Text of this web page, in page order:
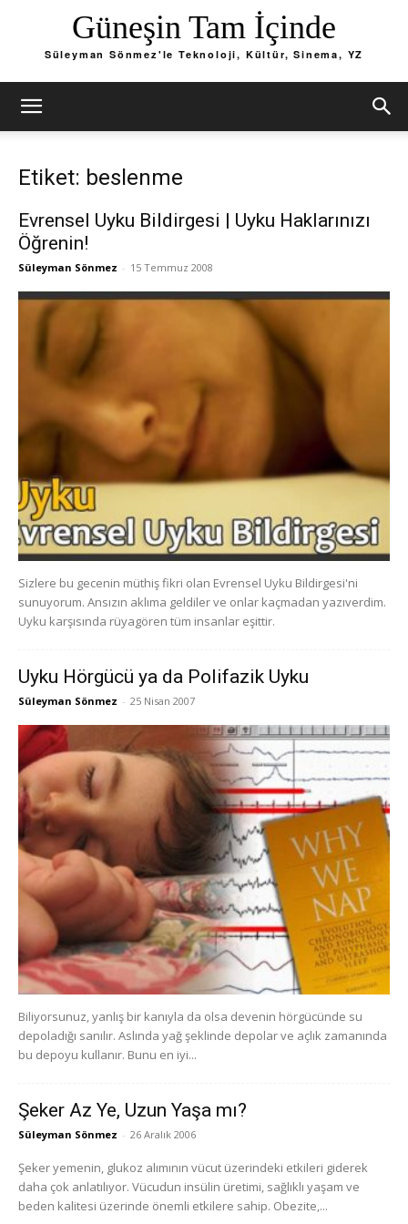
Güneşin Tam İçinde
Süleyman Sönmez'le Teknoloji, Kültür, Sinema, YZ
Etiket: beslenme
Evrensel Uyku Bildirgesi | Uyku Haklarınızı
Öğrenin!
Süleyman Sönmez - 15 Temmuz 2008
Sizlere bu gecenin müthiş fikri olan Evrensel Uyku Bildirgesi'ni
sunuyorum. Ansızın aklıma geldiler ve onlar kaçmadan yazıverdim.
Uyku karşısında rüyagören tüm insanlar eşittir.
Uyku Hörgücü ya da Polifazik Uyku
Süleyman Sönmez - 25 Nisan 2007
Biliyorsunuz, yanlış bir kanıyla da olsa devenin hörgücünde su
depoladığı sanılır. Aslında yağ şeklinde depolar ve açlık zamanında
bu depoyu kullanır. Bunu en iyi...
Şeker Az Ye, Uzun Yaşa mı?
Süleyman Sönmez - 26 Aralık 2006
Şeker yemenin, glukoz alımının vücut üzerindeki etkileri giderek
daha çok anlatılıyor. Vücudun insülin üretimi, sağlıklı yaşam ve
beden kalitesi üzerinde önemli etkilere sahip. Obezite,...